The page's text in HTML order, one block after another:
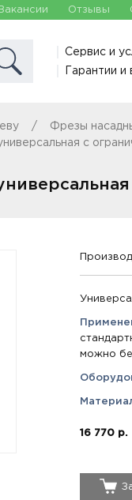
Вакансии Отзывы
Сервис и
Гарантии и
Фрезы
с
можно
16 770 р.